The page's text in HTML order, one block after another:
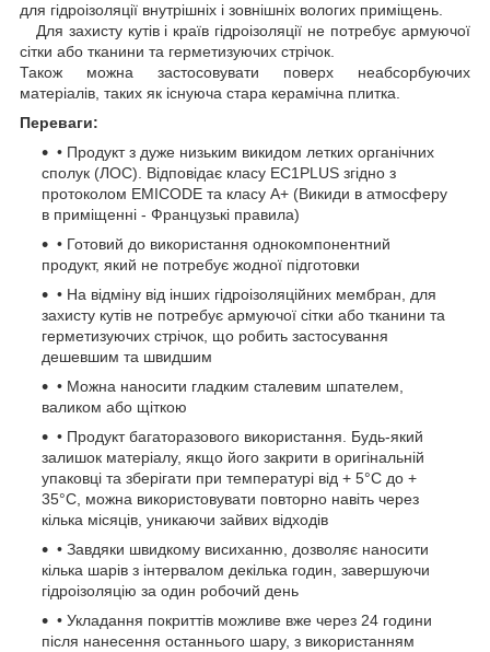
для гідроізоляції внутрішніх і зовнішніх вологих приміщень.
Для захисту кутів і країв гідроізоляції не потребує армуючої
сітки або тканини та герметизуючих стрічок.
Також можна застосовувати поверх неабсорбуючих
матеріалів, таких як існуюча стара керамічна плитка.
Переваги:
• Продукт з дуже низьким викидом летких органічних
сполук (ЛОС). Відповідає класу EC1PLUS згідно з
протоколом EMICODE та класу A+ (Викиди в атмосферу
в приміщенні - Французькі правила)
• Готовий до використання однокомпонентний
продукт, який не потребує жодної підготовки
• На відміну від інших гідроізоляційних мембран, для
захисту кутів не потребує армуючої сітки або тканини та
герметизуючих стрічок, що робить застосування
дешевшим та швидшим
• Можна наносити гладким сталевим шпателем,
валиком або щіткою
• Продукт багаторазового використання. Будь-який
залишок матеріалу, якщо його закрити в оригінальній
упаковці та зберігати при температурі від + 5°C до +
35°C, можна використовувати повторно навіть через
кілька місяців, уникаючи зайвих відходів
• Завдяки швидкому висиханню, дозволяє наносити
кілька шарів з інтервалом декілька годин, завершуючи
гідроізоляцію за один робочий день
• Укладання покриттів можливе вже через 24 години
після нанесення останнього шару, з використанням